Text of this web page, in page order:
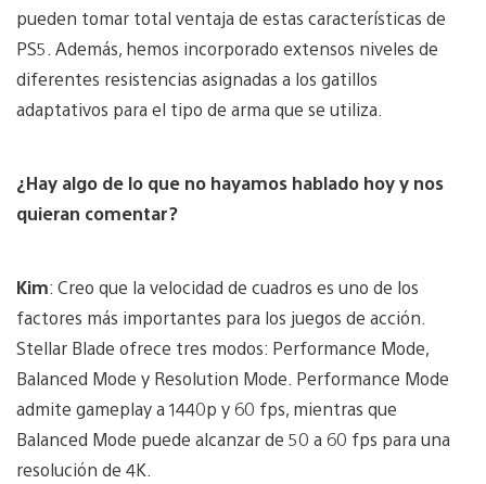
pueden tomar total ventaja de estas características de
PS5. Además, hemos incorporado extensos niveles de
diferentes resistencias asignadas a los gatillos
adaptativos para el tipo de arma que se utiliza.
¿Hay algo de lo que no hayamos hablado hoy y nos
quieran comentar?
Kim: Creo que la velocidad de cuadros es uno de los
factores más importantes para los juegos de acción.
Stellar Blade ofrece tres modos: Performance Mode,
Balanced Mode y Resolution Mode. Performance Mode
admite gameplay a 1440p y 60 fps, mientras que
Balanced Mode puede alcanzar de 50 a 60 fps para una
resolución de 4K.